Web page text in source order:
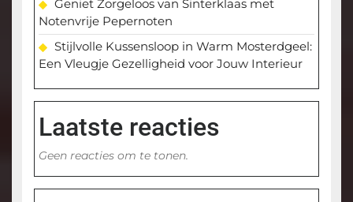
Geniet Zorgeloos van Sinterklaas met
Notenvrije Pepernoten
Stijlvolle Kussensloop in Warm Mosterdgeel:
Een Vleugje Gezelligheid voor Jouw Interieur
Laatste reacties
Geen reacties om te tonen.